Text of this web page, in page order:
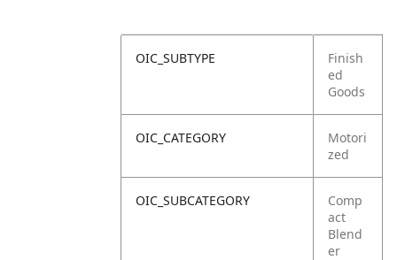
OIC_SUBTYPE
Finish
ed
Goods
OIC_CATEGORY
Motori
zed
OIC_SUBCATEGORY
Comp
act
Blend
er